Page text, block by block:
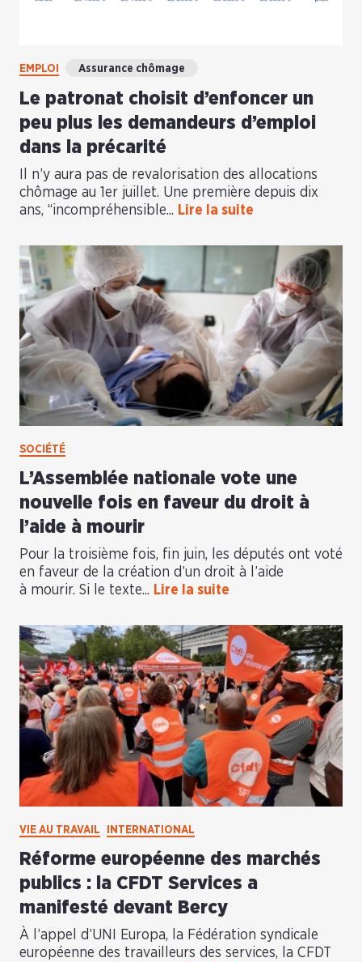
EMPLOI Assurance chômage
Le patronat choisit d’enfoncer un
peu plus les demandeurs d’emploi
dans la précarité
Il n’y aura pas de revalorisation des allocations
chômage au 1er juillet. Une première depuis dix
ans, “incompréhensible... Lire la suite
SOCIÉTÉ
L’Assemblée nationale vote une
nouvelle fois en faveur du droit à
l’aide à mourir
Pour la troisième fois, fin juin, les députés ont voté
en faveur de la création d’un droit à l’aide
à mourir. Si le texte... Lire la suite
VIE AU TRAVAIL INTERNATIONAL
Réforme européenne des marchés
publics : la CFDT Services a
manifesté devant Bercy
À l’appel d’UNI Europa, la Fédération syndicale
européenne des travailleurs des services, la CFDT